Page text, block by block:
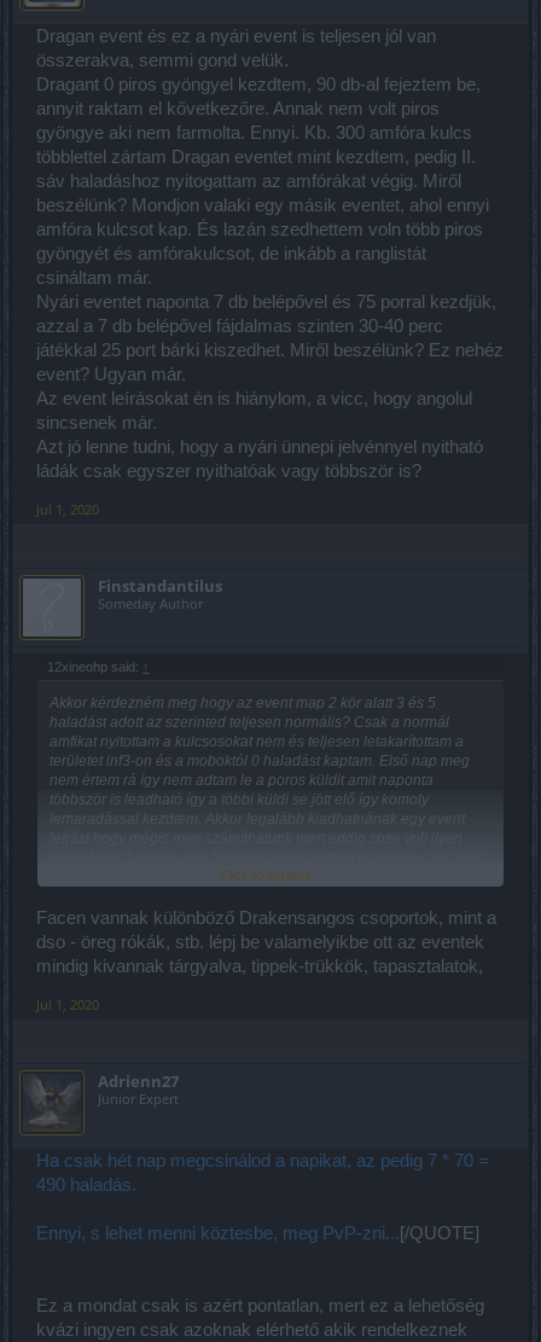
Dragan event és ez a nyári event is teljesen jól van
összerakva, semmi gond velük.
Dragant 0 piros gyöngyel kezdtem, 90 db-al fejeztem be,
annyit raktam el kővetkezőre. Annak nem volt piros
gyöngye aki nem farmolta. Ennyi. Kb. 300 amfóra kulcs
többlettel zártam Dragan eventet mint kezdtem, pedig II.
sáv haladáshoz nyitogattam az amfórákat végig. Miről
beszélünk? Mondjon valaki egy másik eventet, ahol ennyi
amfóra kulcsot kap. És lazán szedhettem voln több piros
gyöngyét és amfórakulcsot, de inkább a ranglistát
csináltam már.
Nyári eventet naponta 7 db belépővel és 75 porral kezdjük,
azzal a 7 db belépővel fájdalmas szinten 30-40 perc
játékkal 25 port bárki kiszedhet. Miről beszélünk? Ez nehéz
event? Ugyan már.
Az event leírásokat én is hiánylom, a vicc, hogy angolul
sincsenek már.
Azt jó lenne tudni, hogy a nyári ünnepi jelvénnyel nyitható
ládák csak egyszer nyithatóak vagy többször is?
Jul 1, 2020
Finstandantilus
Someday Author
12xineohp said: ↑
Akkor kérdezném meg hogy az event map 2 kör alatt 3 és 5
haladást adott az szerinted teljesen normális? Csak a normál
amfikat nyitottam a kulcsosokat nem és teljesen letakarítottam a
területet inf3-on és a moboktól 0 haladást kaptam. Első nap meg
nem értem rá így nem adtam le a poros küldit amit naponta
többször is leadható így a többi küldi se jött elő így komoly
lemaradással kezdtem. Akkor legalább kiadhatnának egy event
aznap nem értem rá és vagy sok amfikulcsot áldozhatok be vagy
nyugodtan van benne bőven időm q1 nincs csak meg arany
szólóba csopisba meg meg jóval több de így is kétséges hogy
meglesz elég sok idővel mert 1 napon nem értem rá.
Elég elszomorító hogy itt járunk hogy jelentek egy hibát leírom
ad-e haladást. Nem inkább csak jön a válasz hogy nem bugos.
Végülis event map nem szokott haladást adni igazad lehet.
Click to expand...
Facen vannak különböző Drakensangos csoportok, mint a
dso - öreg rókák, stb. lépj be valamelyikbe ott az eventek
mindig kivannak tárgyalva, tippek-trükkök, tapasztalatok,
Jul 1, 2020
Adrienn27
Junior Expert
Ha csak hét nap megcsinálod a napikat, az pedig 7 * 70 =
490 haladás.
Ennyi, s lehet menni köztesbe, meg PvP-zni...[/QUOTE]
Ez a mondat csak is azért pontatlan, mert ez a lehetőség
kvázi ingyen csak azoknak elérhető akik rendelkeznek